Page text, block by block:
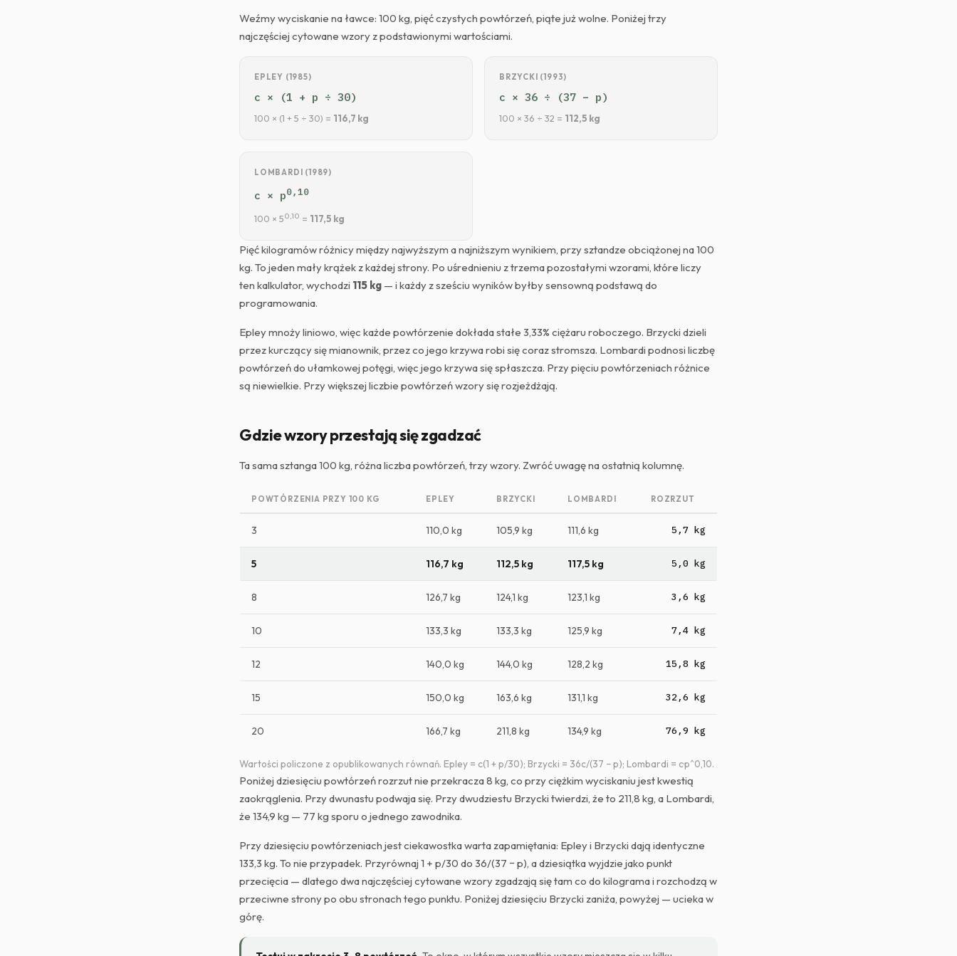
Weźmy wyciskanie na ławce: 100 kg, pięć czystych powtórzeń, piąte już wolne. Poniżej trzy
najczęściej cytowane wzory z podstawionymi wartościami.
EPLEY (1985)
c × (1 + p ÷ 30)
100 × (1 + 5 ÷ 30) = 116,7 kg
BRZYCKI (1993)
c × 36 ÷ (37 − p)
100 × 36 ÷ 32 = 112,5 kg
LOMBARDI (1989)
c × p0,10
100 × 50,10 = 117,5 kg
Pięć kilogramów różnicy między najwyższym a najniższym wynikiem, przy sztandze obciążonej na 100
kg. To jeden mały krążek z każdej strony. Po uśrednieniu z trzema pozostałymi wzorami, które liczy
ten kalkulator, wychodzi 115 kg — i każdy z sześciu wyników byłby sensowną podstawą do
programowania.
Epley mnoży liniowo, więc każde powtórzenie dokłada stałe 3,33% ciężaru roboczego. Brzycki dzieli
przez kurczący się mianownik, przez co jego krzywa robi się coraz stromsza. Lombardi podnosi liczbę
powtórzeń do ułamkowej potęgi, więc jego krzywa się spłaszcza. Przy pięciu powtórzeniach różnice
są niewielkie. Przy większej liczbie powtórzeń wzory się rozjeżdżają.
Gdzie wzory przestają się zgadzać
Ta sama sztanga 100 kg, różna liczba powtórzeń, trzy wzory. Zwróć uwagę na ostatnią kolumnę.
POWTÓRZENIA PRZY 100 KG EPLEY BRZYCKI LOMBARDI ROZRZUT
3 110,0 kg 105,9 kg 111,6 kg 5,7 kg
5 116,7 kg 112,5 kg 117,5 kg 5,0 kg
8 126,7 kg 124,1 kg 123,1 kg 3,6 kg
10 133,3 kg 133,3 kg 125,9 kg 7,4 kg
12 140,0 kg 144,0 kg 128,2 kg 15,8 kg
15 150,0 kg 163,6 kg 131,1 kg 32,6 kg
20 166,7 kg 211,8 kg 134,9 kg 76,9 kg
Wartości policzone z opublikowanych równań. Epley = c(1 + p/30); Brzycki = 36c/(37 − p); Lombardi = c·p^0,10.
Poniżej dziesięciu powtórzeń rozrzut nie przekracza 8 kg, co przy ciężkim wyciskaniu jest kwestią
zaokrąglenia. Przy dwunastu podwaja się. Przy dwudziestu Brzycki twierdzi, że to 211,8 kg, a Lombardi,
że 134,9 kg — 77 kg sporu o jednego zawodnika.
Przy dziesięciu powtórzeniach jest ciekawostka warta zapamiętania: Epley i Brzycki dają identyczne
133,3 kg. To nie przypadek. Przyrównaj 1 + p/30 do 36/(37 − p), a dziesiątka wyjdzie jako punkt
przecięcia — dlatego dwa najczęściej cytowane wzory zgadzają się tam co do kilograma i rozchodzą w
przeciwne strony po obu stronach tego punktu. Poniżej dziesięciu Brzycki zaniża, powyżej — ucieka w
górę.